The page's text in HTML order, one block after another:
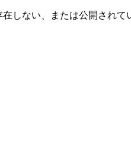
しない、または公開されて